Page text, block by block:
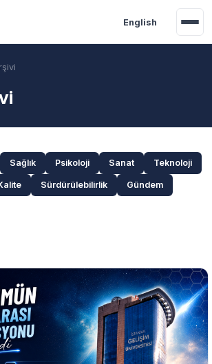
English
Arama
Sağlık Psikoloji Sanat Teknoloji
Sürdürülebilirlik Gündem